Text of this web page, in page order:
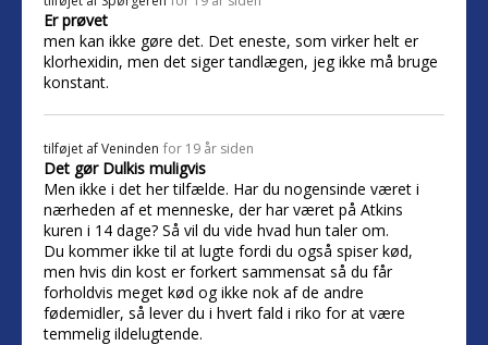
Er prøvet
men kan ikke gøre det. Det eneste, som virker helt er
klorhexidin, men det siger tandlægen, jeg ikke må bruge
konstant.
tilføjet afVeninden for 19 år siden
Det gør Dulkis muligvis
Men ikke i det her tilfælde. Har du nogensinde været i
nærheden af et menneske, der har været på Atkins
kuren i 14 dage? Så vil du vide hvad hun taler om.
Du kommer ikke til at lugte fordi du også spiser kød,
men hvis din kost er forkert sammensat så du får
forholdvis meget kød og ikke nok af de andre
fødemidler, så lever du i hvert fald i riko for at være
temmelig ildelugtende.